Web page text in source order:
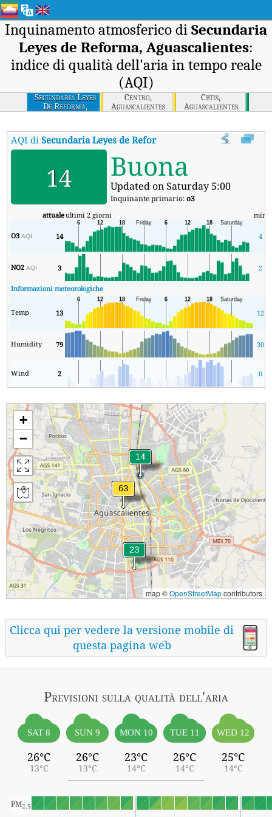
Inquinamento atmosferico di Secundaria
Leyes de Reforma, Aguascalientes:
indice di qualità dell'aria in tempo reale
(AQI)
Secundaria Leyes
De Reforma,
Aguascalientes
Centro,
Aguascalientes
Cbtis,
Aguascalientes
AQI diSecundaria Leyes de Reforma, Aguascalientes :Indice
14 Buona
Updated on Saturday 5:00
Inquinante primario:o3
attualeultimi 2 giorni min
O3AQI 14 4
NO2AQI 3 2
Informazioni meteorologiche
Temp 13 12
Humidity 79 30
Wind 2 0
+
−
map ©OpenStreetMapcontributors
Clicca qui per vedere la versione mobile di
questa pagina web
Previsioni sulla qualità dell'aria
SAT 8
26°C
13°C
SUN 9
26°C
13°C
MON 10
23°C
14°C
TUE 11
26°C
14°C
WED 12
25°C
14°C
PM2.5